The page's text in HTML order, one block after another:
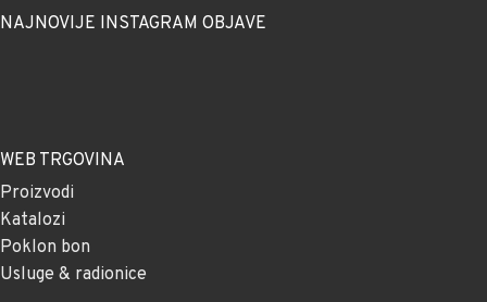
NAJNOVIJE INSTAGRAM OBJAVE
WEB TRGOVINA
Proizvodi
Katalozi
Poklon bon
Usluge & radionice